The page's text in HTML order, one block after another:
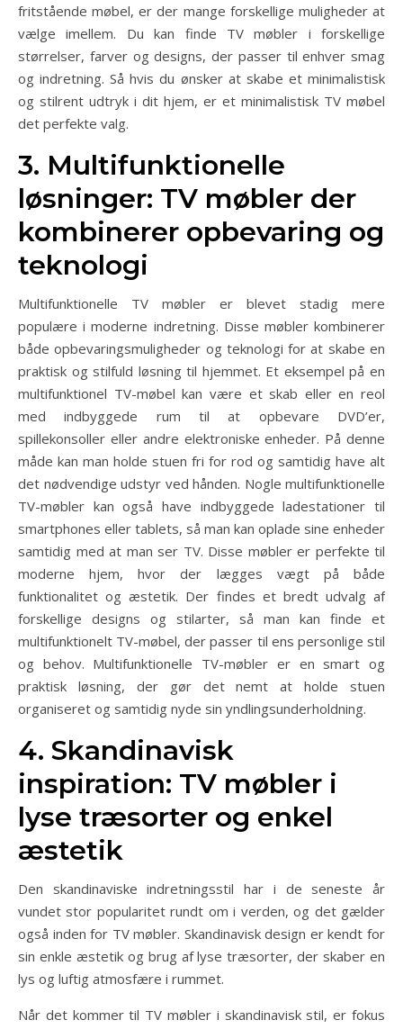
fritstående møbel, er der mange forskellige muligheder at
vælge imellem. Du kan finde TV møbler i forskellige
størrelser, farver og designs, der passer til enhver smag
og indretning. Så hvis du ønsker at skabe et minimalistisk
og stilrent udtryk i dit hjem, er et minimalistisk TV møbel
det perfekte valg.
3. Multifunktionelle
løsninger: TV møbler der
kombinerer opbevaring og
teknologi
Multifunktionelle TV møbler er blevet stadig mere
populære i moderne indretning. Disse møbler kombinerer
både opbevaringsmuligheder og teknologi for at skabe en
praktisk og stilfuld løsning til hjemmet. Et eksempel på en
multifunktionel TV-møbel kan være et skab eller en reol
med indbyggede rum til at opbevare DVD’er,
spillekonsoller eller andre elektroniske enheder. På denne
måde kan man holde stuen fri for rod og samtidig have alt
det nødvendige udstyr ved hånden. Nogle multifunktionelle
TV-møbler kan også have indbyggede ladestationer til
smartphones eller tablets, så man kan oplade sine enheder
samtidig med at man ser TV. Disse møbler er perfekte til
moderne hjem, hvor der lægges vægt på både
funktionalitet og æstetik. Der findes et bredt udvalg af
forskellige designs og stilarter, så man kan finde et
multifunktionelt TV-møbel, der passer til ens personlige stil
og behov. Multifunktionelle TV-møbler er en smart og
praktisk løsning, der gør det nemt at holde stuen
organiseret og samtidig nyde sin yndlingsunderholdning.
4. Skandinavisk
inspiration: TV møbler i
lyse træsorter og enkel
æstetik
Den skandinaviske indretningsstil har i de seneste år
vundet stor popularitet rundt om i verden, og det gælder
også inden for TV møbler. Skandinavisk design er kendt for
sin enkle æstetik og brug af lyse træsorter, der skaber en
lys og luftig atmosfære i rummet.
Når det kommer til TV møbler i skandinavisk stil, er fokus